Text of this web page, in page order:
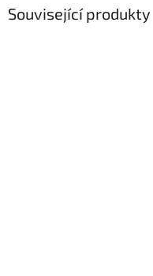
Související produkty